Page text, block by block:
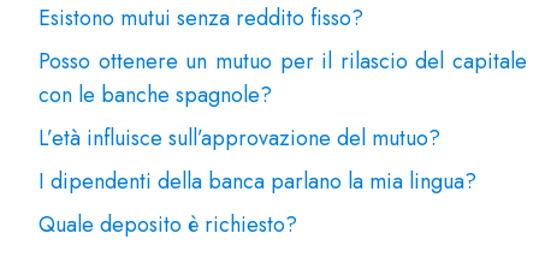
Esistono mutui senza reddito fisso?
Posso ottenere un mutuo per il rilascio del capitale
con le banche spagnole?
L’età influisce sull’approvazione del mutuo?
I dipendenti della banca parlano la mia lingua?
Quale deposito è richiesto?